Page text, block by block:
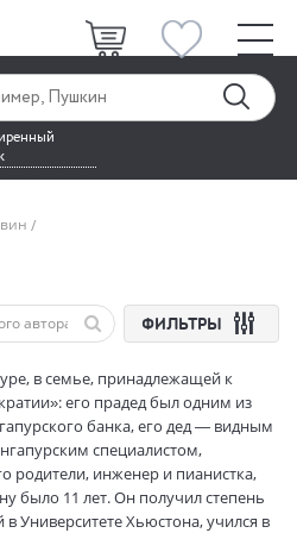
ФИЛЬТРЫ
в семье, принадлежащей к
его прадед был одним из
банка, его дед — видным
специалистом,
родители, инженер и пианистка,
было 11 лет. Он получил степень
Университете Хьюстона, учился в